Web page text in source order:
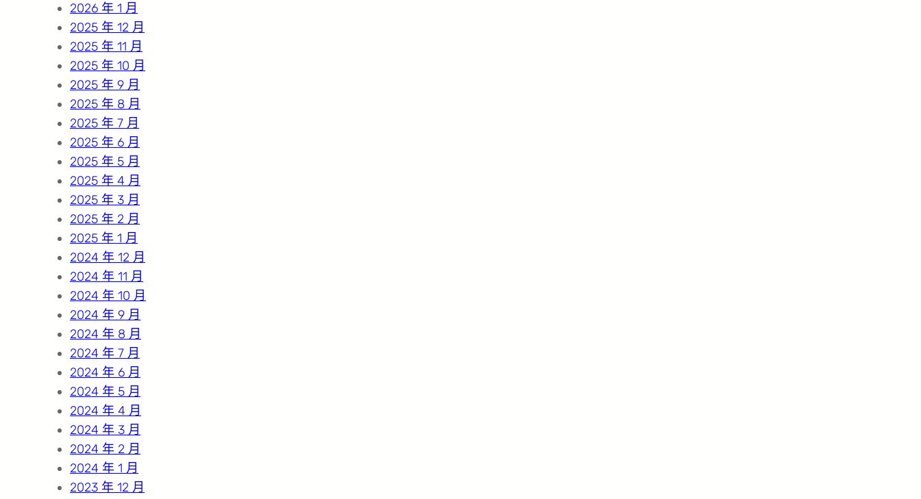
2026 年 1 月
2025 年 12 月
2025 年 11 月
2025 年 10 月
2025 年 9 月
2025 年 8 月
2025 年 7 月
2025 年 6 月
2025 年 5 月
2025 年 4 月
2025 年 3 月
2025 年 2 月
2025 年 1 月
2024 年 12 月
2024 年 11 月
2024 年 10 月
2024 年 9 月
2024 年 8 月
2024 年 7 月
2024 年 6 月
2024 年 5 月
2024 年 4 月
2024 年 3 月
2024 年 2 月
2024 年 1 月
2023 年 12 月